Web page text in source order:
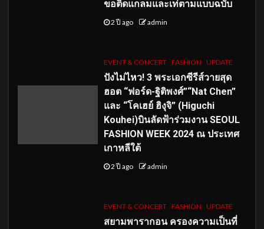
ขอติดแกลมและเท่ตามแบบฉบับ
2 ปี ago admin
EVENT & CONCERT FASHION UPDATE
ปังไม่ไหว! 3 พระเอกซีรีส์วายสุด
ฮอต “ฟอร์ด-ฐิติพงศ์”“Nat Chen”
และ “โคเฮย์ ฮิงุจิ” (Higuchi
Kouhei)บินลัดฟ้าร่วมงาน SEOUL
FASHION WEEK 2024 ณ ประเทศ
เกาหลีใต้
2 ปี ago admin
EVENT & CONCERT FASHION UPDATE
สยามพารากอน ครองความเป็นที่